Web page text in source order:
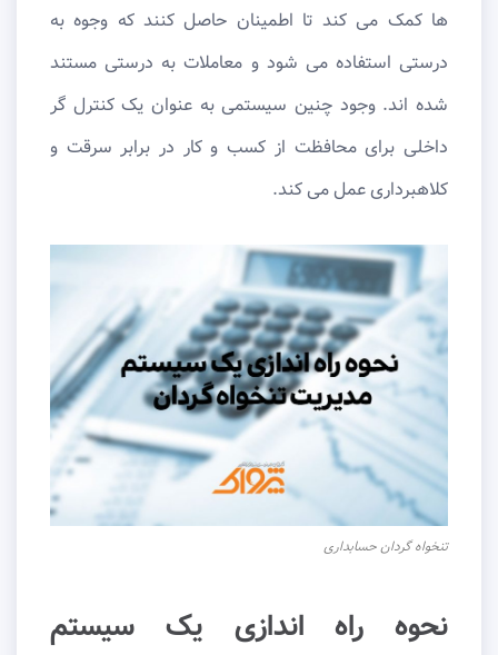
ها کمک می کند تا اطمینان حاصل کنند که وجوه به
درستی استفاده می شود و معاملات به درستی مستند
شده اند. وجود چنین سیستمی به عنوان یک کنترل گر
داخلی برای محافظت از کسب و کار در برابر سرقت و
کلاهبرداری عمل می کند.
تنخواه گردان حسابداری
نحوه راه اندازی یک سیستم